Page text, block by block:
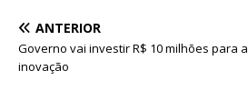
ANTERIOR
Governo vai investir R$ 10 milhões para
inovação